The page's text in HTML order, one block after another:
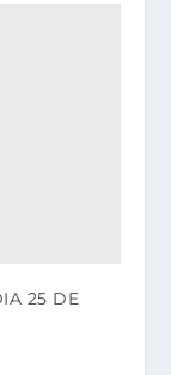
25 DE